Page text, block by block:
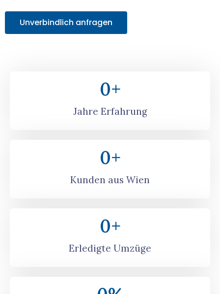
Unverbindlich anfragen
Jahre Erfahrung
0+
Kunden aus Wien
0+
Erledigte Umzüge
0+